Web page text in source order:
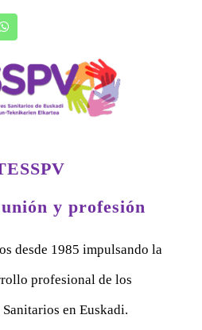
y profesión
desde 1985 impulsando la
profesional de los
en Euskadi.